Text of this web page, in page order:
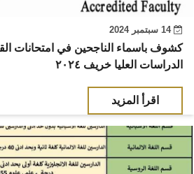
14 سبتمبر 2024
كشوف باسماء الناجحين في امتحانات
الدراسات العليا خريف ٢٠٢٤
اقرأ المزيد